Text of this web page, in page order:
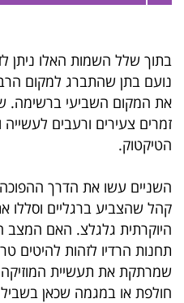
פרסמו
עקבו
אחרינו:
בתוך שלל השמות האלו ניתן
נועם בתן שהתברג למקום
את המקום השביעי ברשימה.
זמרים צעירים ורעבים
הטיקטוק.
השניים עשו את הדרך
קהל שהצביע ברגליים
היוקרתית גלגלצ. האם המצב
תחנות הרדיו לזהות להיטים
שמרתקת את תעשיית
חולפת או במגמה שכאן